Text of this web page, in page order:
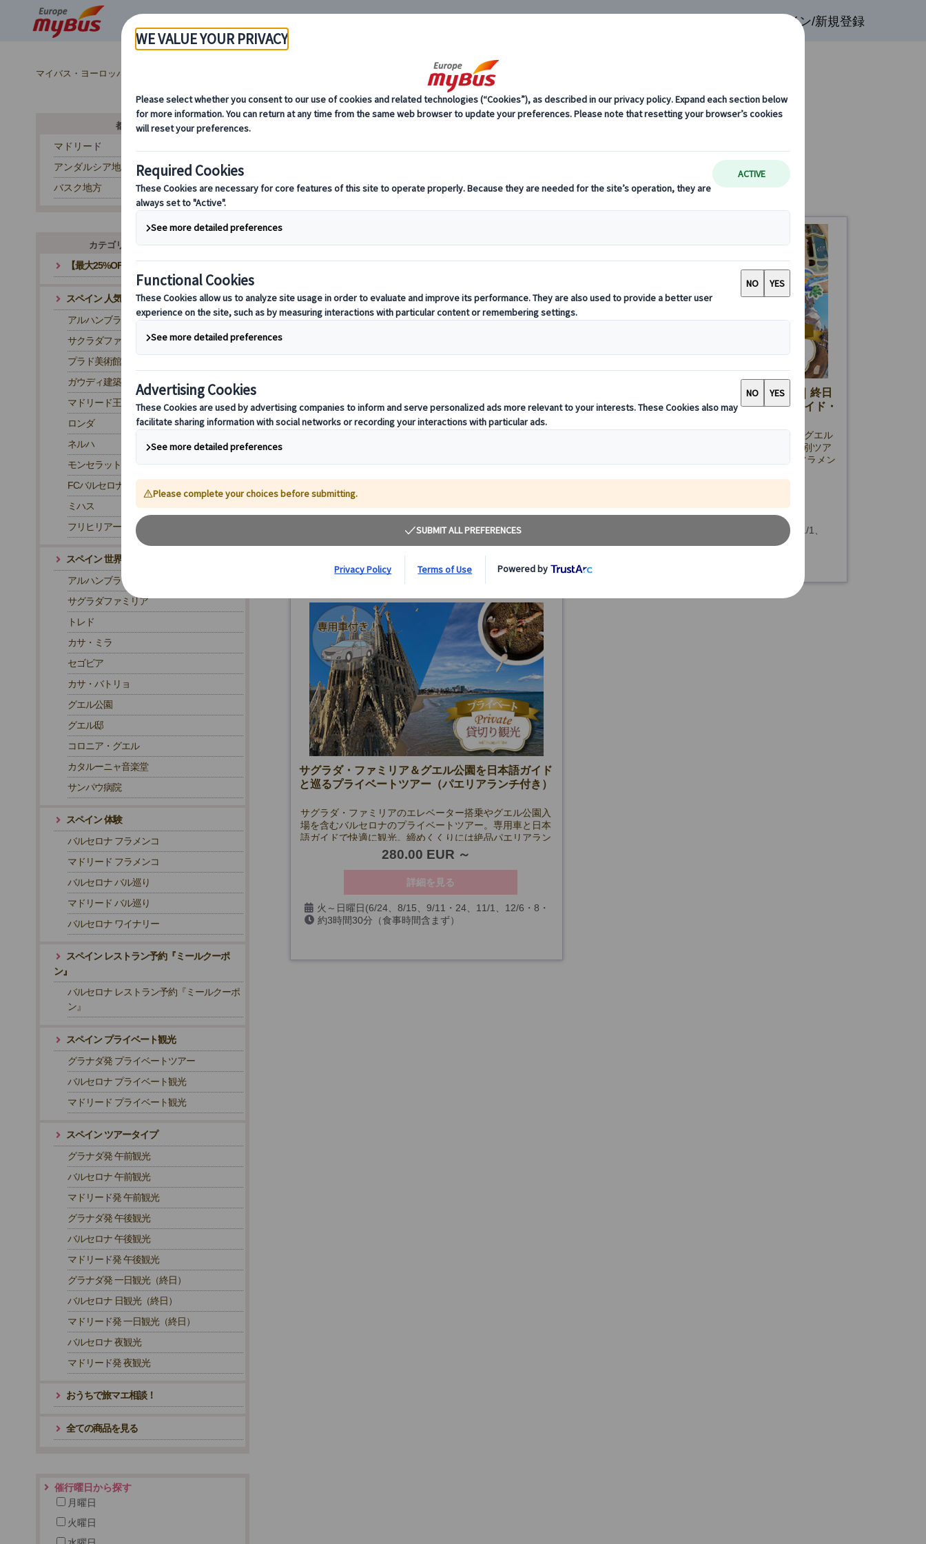
ログイン/新規登録
マイバス・ヨーロッパ グエル公園 (3)
街ツアー （日本語観光ガイド付）
80.00 EUR
5.0 (2件)
詳細を見る
月～金曜日(5/25、6/24、9/11・24、10/12、12/8・
24・25・31、1/1・6、3/26・29およびグエル公園閉館
【プライベート】ガウディ建築4大作品制覇｜終日
観光＋フラメンコ夜景プランあり（日本語ガイド・
ガウディ没後100年記念。サグラダ・ファミリア、グエル
公園、カサ・ミラ、カサ・バトリョを1日で巡る特別ツア
ー。日本語ガイド＆専用車で効率よく観光。夜はフラメン
520.00 EUR
毎日(5/25、6/24、8/15、9/11・24、10/12、11/1、
12/6・8・24・25・26・31、1/1・6、およびサグラダ・
分(時期による)
サグラダ・ファミリア＆グエル公園を日本語ガイド
と巡るプライベートツアー（パエリアランチ付き）
サグラダ・ファミリアのエレベーター搭乗やグエル公園入
場を含むバルセロナのプライベートツアー。専用車と日本
語ガイドで快適に観光。締めくくりには絶品パエリアラン
チを堪能！予約が難しいスポットもスムーズに訪問できま
280.00 EUR
詳細を見る
火～日曜日(6/24、8/15、9/11・24、11/1、12/6・8・
25・26、1/6、およびサグラダ･ファミリア閉館日を除く)
約3時間30分（食事時間含まず）
都市から探す
マドリード
アンダルシア地方
バスク地方
カテゴリ・テーマから探す
【最大25%OFF】夏旅応援キャンペーン
スペイン 人気観光地
アルハンブラ宮殿
サクラダファミリア
プラド美術館
ガウディ建築
マドリード王宮
ロンダ
ネルハ
モンセラット
FCバルセロナ・カンプノウ スタジアム
ミハス
フリヒリアーナ
スペイン 世界遺産
アルハンブラ宮殿
サグラダファミリア
トレド
カサ・ミラ
セゴビア
カサ・バトリョ
グエル公園
グエル邸
コロニア・グエル
カタルーニャ音楽堂
サンパウ病院
スペイン 体験
バルセロナ フラメンコ
マドリード フラメンコ
バルセロナ バル巡り
マドリード バル巡り
バルセロナ ワイナリー
スペイン レストラン予約『ミールクーポ
ン』
バルセロナ レストラン予約『ミールクーポ
ン』
スペイン プライベート観光
グラナダ発 プライベートツアー
バルセロナ プライベート観光
マドリード プライベート観光
スペイン ツアータイプ
グラナダ発 午前観光
バルセロナ 午前観光
マドリード発 午前観光
グラナダ発 午後観光
バルセロナ 午後観光
マドリード発 午後観光
グラナダ発 一日観光（終日）
バルセロナ 日観光（終日）
マドリード発 一日観光（終日）
バルセロナ 夜観光
マドリード発 夜観光
おうちで旅マエ相談！
全ての商品を見る
催行曜日から探す
月曜日
火曜日